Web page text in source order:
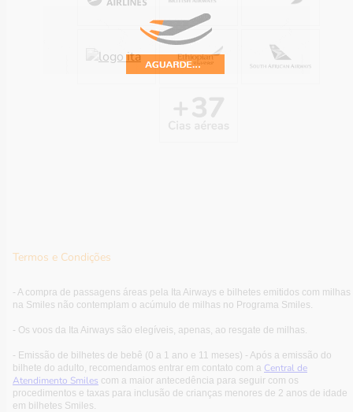
Termos e Condições
- A compra de passagens áreas pela Ita Airways e bilhetes emitidos com milhas
na Smiles não contemplam o acúmulo de milhas no Programa Smiles.
- Os voos da Ita Airways são elegíveis, apenas, ao resgate de milhas.
- Emissão de bilhetes de bebê (0 a 1 ano e 11 meses) - Após a emissão do
bilhete do adulto, recomendamos entrar em contato com a Central de
Atendimento Smiles com a maior antecedência para seguir com os
procedimentos e taxas para inclusão de crianças menores de 2 anos de idade
em bilhetes Smiles.